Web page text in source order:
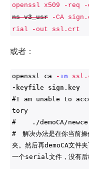
openssl x509 -req -
ns v3_usr -CA
rial -out ssl.crt
或者：
openssl ca - in
- keyfile sign.key
#I am unable to
tory
#    ./demoCA/
#　解决办法是在你当前
夹。然后再demoCA文
一个serial文件，没有后